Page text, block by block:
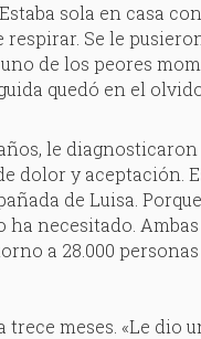
sola en casa
Se le
de los peores
quedó en el
le
dolor y aceptación.
de Luisa.
necesitado.
a 28.000
meses. «Le dio